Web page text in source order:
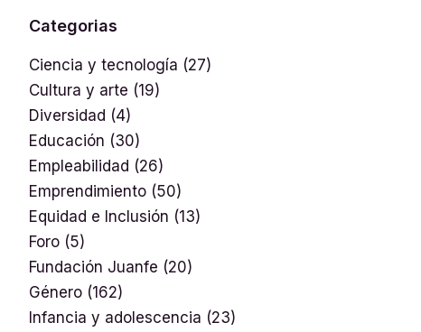
Categorias
Ciencia y tecnología (27)
Cultura y arte (19)
Diversidad (4)
Educación (30)
Empleabilidad (26)
Emprendimiento (50)
Equidad e Inclusión (13)
Foro (5)
Fundación Juanfe (20)
Género (162)
Infancia y adolescencia (23)